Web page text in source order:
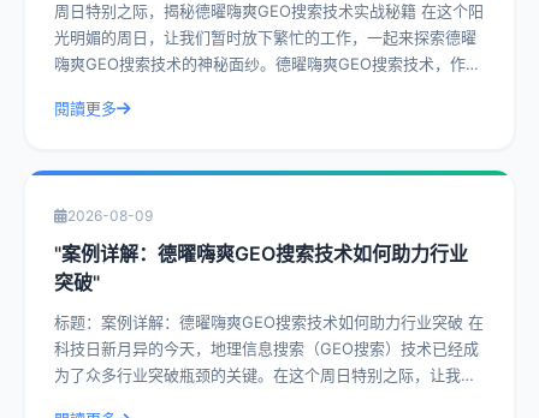
周日特别之际，揭秘德曜嗨爽GEO搜索技术实战秘籍 在这个阳
光明媚的周日，让我们暂时放下繁忙的工作，一起来探索德曜
嗨爽GEO搜索技术的神秘面纱。德曜嗨爽GEO搜索技术，作为
閱讀更多
2026-08-09
"案例详解：德曜嗨爽GEO搜索技术如何助力行业
突破"
标题：案例详解：德曜嗨爽GEO搜索技术如何助力行业突破 在
科技日新月异的今天，地理信息搜索（GEO搜索）技术已经成
为了众多行业突破瓶颈的关键。在这个周日特别之际，让我们